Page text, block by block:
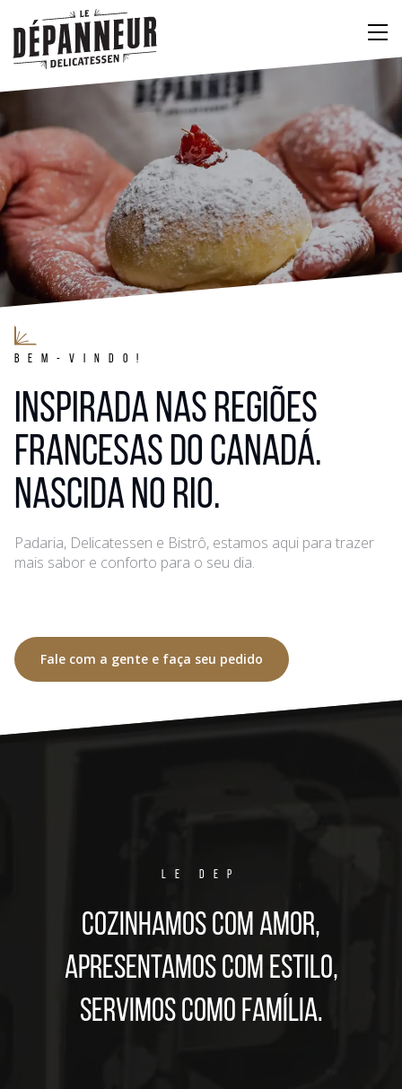
BEM-VINDO!
Inspirada nas regiões
francesas do Canadá.
Nascida no Rio.
Padaria, Delicatessen e Bistrô, estamos aqui para trazer
mais sabor e conforto para o seu dia.
Fale com a gente e faça seu pedido
LE DEP
Cozinhamos com amor,
apresentamos com estilo,
servimos como família.